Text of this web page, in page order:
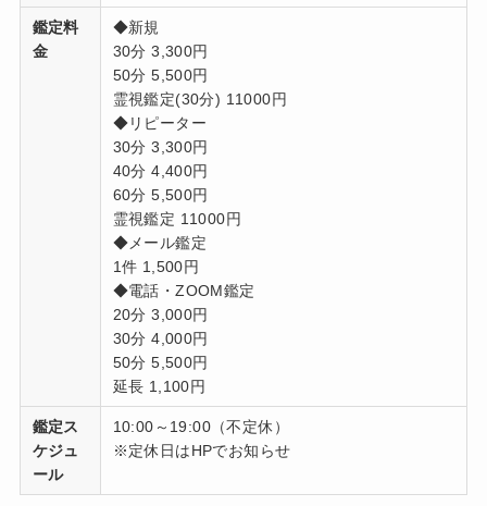
鑑定料
金
◆新規
30分 3,300円
50分 5,500円
霊視鑑定(30分) 11000円
◆リピーター
30分 3,300円
40分 4,400円
60分 5,500円
霊視鑑定 11000円
◆メール鑑定
1件 1,500円
◆電話・ZOOM鑑定
20分 3,000円
30分 4,000円
50分 5,500円
延長 1,100円
鑑定ス
ケジュ
ール
10:00～19:00（不定休）
※定休日はHPでお知らせ